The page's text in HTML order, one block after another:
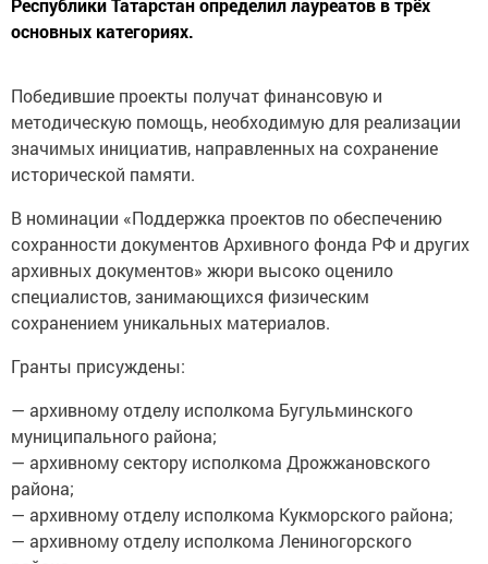
Республики Татарстан определил лауреатов в трёх
основных категориях.
Победившие проекты получат финансовую и
методическую помощь, необходимую для реализации
значимых инициатив, направленных на сохранение
исторической памяти.
В номинации «Поддержка проектов по обеспечению
сохранности документов Архивного фонда РФ и других
архивных документов» жюри высоко оценило
специалистов, занимающихся физическим
сохранением уникальных материалов.
Гранты присуждены:
— архивному отделу исполкома Бугульминского
муниципального района;
— архивному сектору исполкома Дрожжановского
района;
— архивному отделу исполкома Кукморского района;
— архивному отделу исполкома Лениногорского